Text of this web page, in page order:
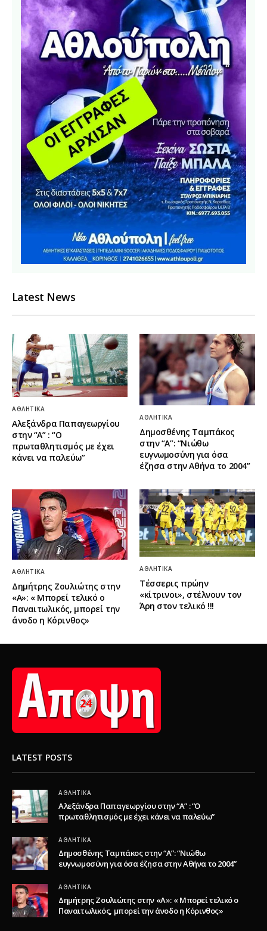
Latest News
ΑΘΛΗΤΙΚΆ
Αλεξάνδρα Παπαγεωργίου
στην “Α” : “Ο
πρωταθλητισμός με έχει
κάνει να παλεύω”
ΑΘΛΗΤΙΚΆ
Δημοσθένης Ταμπάκος
στην “A”: “Νιώθω
ευγνωμοσύνη για όσα
έζησα στην Αθήνα το 2004”
ΑΘΛΗΤΙΚΆ
Δημήτρης Ζουλιώτης στην
«Α»: « Μπορεί τελικό ο
Παναιτωλικός, μπορεί την
άνοδο η Κόρινθος»
ΑΘΛΗΤΙΚΆ
Τέσσερις πρώην
«κίτρινοι», στέλνουν τον
Άρη στον τελικό !!!
LATEST POSTS
ΑΘΛΗΤΙΚΆ
Αλεξάνδρα Παπαγεωργίου στην “Α” : “Ο
πρωταθλητισμός με έχει κάνει να παλεύω”
ΑΘΛΗΤΙΚΆ
Δημοσθένης Ταμπάκος στην “A”: “Νιώθω
ευγνωμοσύνη για όσα έζησα στην Αθήνα το 2004”
ΑΘΛΗΤΙΚΆ
Δημήτρης Ζουλιώτης στην «Α»: « Μπορεί τελικό ο
Παναιτωλικός, μπορεί την άνοδο η Κόρινθος»